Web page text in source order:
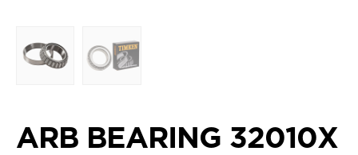
ARB BEARING 32010X